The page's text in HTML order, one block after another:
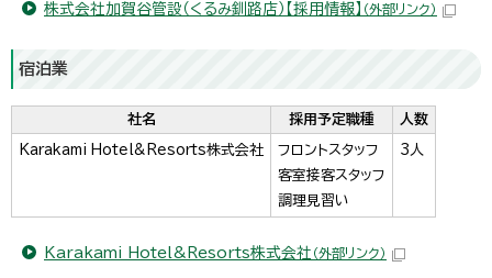
株式会社加賀谷管設（くるみ釧路店）【採用情報】 （外部リンク）
宿泊業
社名 採用予定職種 人数
Karakami Hotel&Resorts株式会社
フロントスタッフ
客室接客スタッフ
調理見習い
3人
Karakami Hotel&Resorts株式会社 （外部リンク）